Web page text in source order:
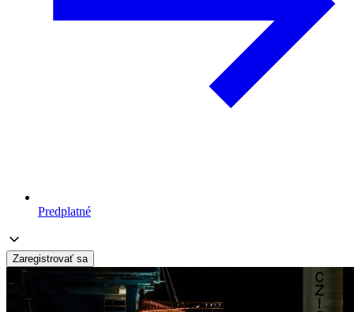
Predplatné
Zaregistrovať sa